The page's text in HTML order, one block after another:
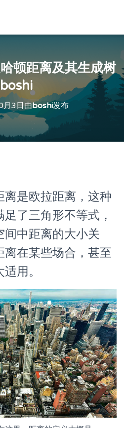
哈顿距离及其生成树
月3日由boshi发布
是欧拉距离，这种
了三角形不等式，
中距离的大小关
在某些场合，甚至
用。